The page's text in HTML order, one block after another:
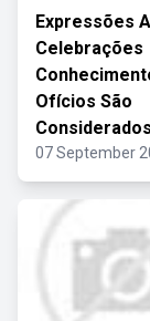
Expressões
Celebrações
Ofícios São
Considerados
07 September